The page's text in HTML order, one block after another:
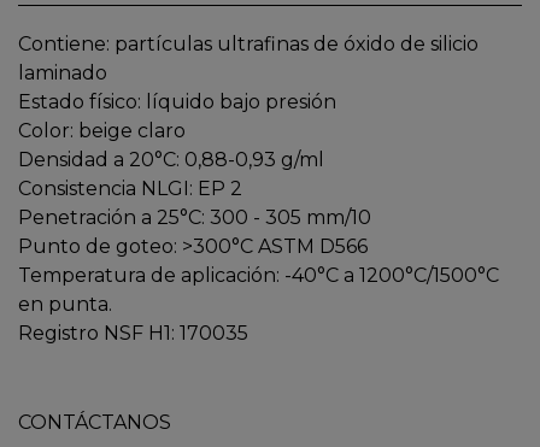
Contiene: partículas ultrafinas de óxido de silicio
laminado
Estado físico: líquido bajo presión
Color: beige claro
Densidad a 20°C: 0,88-0,93 g/ml
Consistencia NLGI: EP 2
Penetración a 25°C: 300 - 305 mm/10
Punto de goteo: >300°C ASTM D566
Temperatura de aplicación: -40°C a 1200°C/1500°C
en punta.
Registro NSF H1: 170035
CONTÁCTANOS